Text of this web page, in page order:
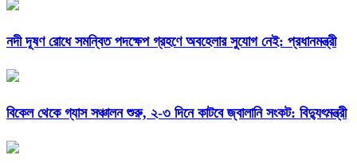
নদী দূষণ রোধে সমন্বিত পদক্ষেপ গ্রহণে অবহেলার সুযোগ নেই: প্রধানমন্ত্রী
বিকেল থেকে গ্যাস সঞ্চালন শুরু, ২-৩ দিনে কাটবে জ্বালানি সংকট: বিদ্যুৎমন্ত্রী